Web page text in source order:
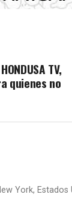
TV,
quienes no
York, Estados